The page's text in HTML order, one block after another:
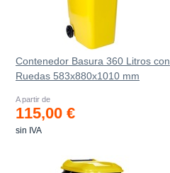
Contenedor Basura 360 Litros con
Ruedas 583x880x1010 mm
A partir de
115,00 €
sin IVA